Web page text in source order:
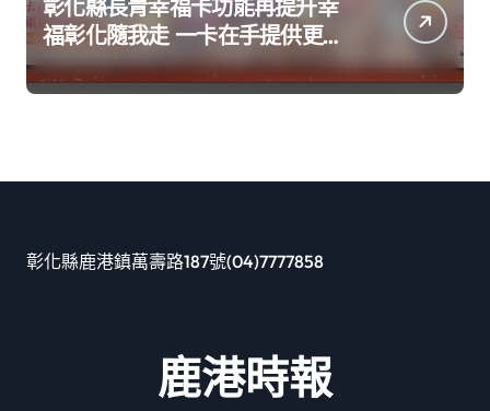
彰化縣長青幸福卡功能再提升幸
福彰化隨我走 一卡在手提供更完
善及貼近生活的福利服務
彰化縣鹿港鎮萬壽路187號(04)7777858
鹿港時報